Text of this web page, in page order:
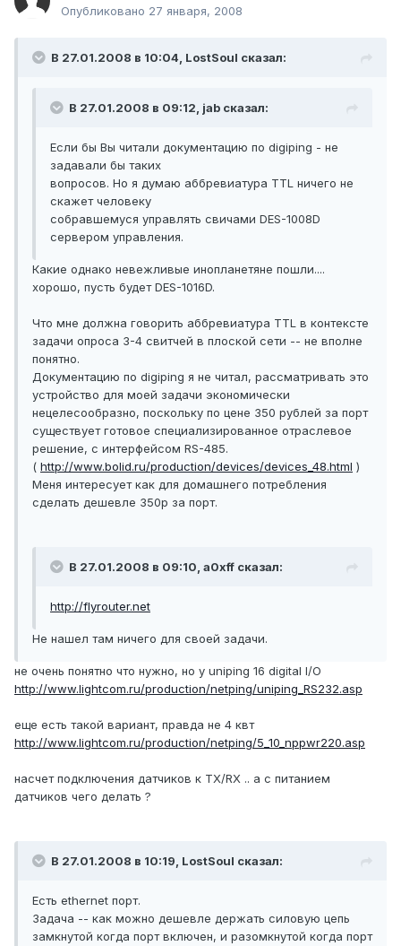
Опубликовано 27 января, 2008
В 27.01.2008 в 10:04, LostSoul сказал:
В 27.01.2008 в 09:12, jab сказал:
Если бы Вы читали документацию по digiping - не
задавали бы таких
вопросов. Но я думаю аббревиатура TTL ничего не
скажет человеку
собравшемуся управлять свичами DES-1008D
сервером управления.
Какие однако невежливые инопланетяне пошли....
хорошо, пусть будет DES-1016D.
Что мне должна говорить аббревиатура TTL в контексте
задачи опроса 3-4 свитчей в плоской сети -- не вполне
понятно.
Документацию по digiping я не читал, рассматривать это
устройство для моей задачи экономически
нецелесообразно, поскольку по цене 350 рублей за порт
существует готовое специализированное отраслевое
решение, с интерфейсом RS-485.
( http://www.bolid.ru/production/devices/devices_48.html )
Меня интересует как для домашнего потребления
сделать дешевле 350р за порт.
В 27.01.2008 в 09:10, a0xff сказал:
http://flyrouter.net
Не нашел там ничего для своей задачи.
не очень понятно что нужно, но у uniping 16 digital I/O
http://www.lightcom.ru/production/netping/uniping_RS232.asp
еще есть такой вариант, правда не 4 квт
http://www.lightcom.ru/production/netping/5_10_nppwr220.asp
насчет подключения датчиков к TX/RX .. а с питанием
датчиков чего делать ?
В 27.01.2008 в 10:19, LostSoul сказал:
Есть ethernet порт.
Задача -- как можно дешевле держать силовую цепь
замкнутой когда порт включен, и разомкнутой когда порт